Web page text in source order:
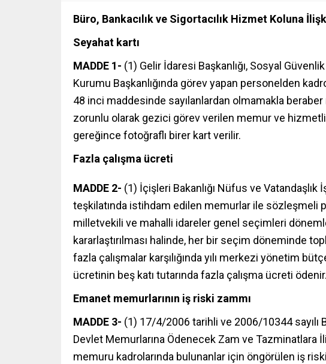
Büro, Bankacılık ve Sigortacılık Hizmet Koluna
Seyahat kartı
MADDE 1- (1) Gelir İdaresi Başkanlığı, Sosyal
Kurumu Başkanlığında görev yapan personelden
48 inci maddesinde sayılanlardan olmamakla
zorunlu olarak gezici görev verilen memur ve
gereğince fotoğraflı birer kart verilir.
Fazla çalışma ücreti
MADDE 2- (1) İçişleri Bakanlığı Nüfus ve
teşkilatında istihdam edilen memurlar ile sözleşmeli
milletvekili ve mahalli idareler genel seçimleri
kararlaştırılması halinde, her bir seçim döneminde
fazla çalışmalar karşılığında yılı merkezi yönetim
ücretinin beş katı tutarında fazla çalışma ücreti ödenir.
Emanet memurlarının iş riski zammı
MADDE 3- (1) 17/4/2006 tarihli ve 2006/10344 sayılı
Devlet Memurlarına Ödenecek Zam ve Tazminatlara
memuru kadrolarında bulunanlar için öngörülen iş riski